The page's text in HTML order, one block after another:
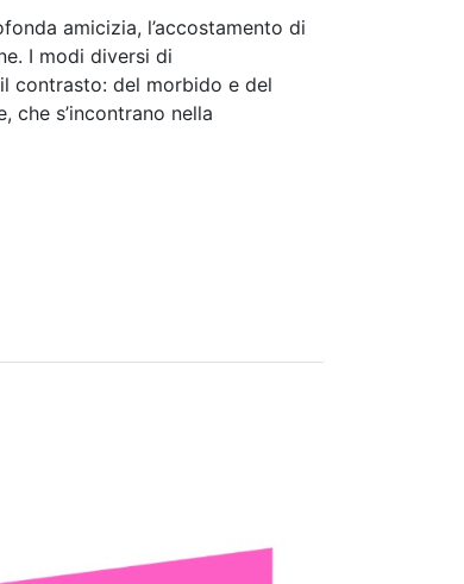
amicizia, l’accostamento di
I modi diversi di
contrasto: del morbido e del
s’incontrano nella